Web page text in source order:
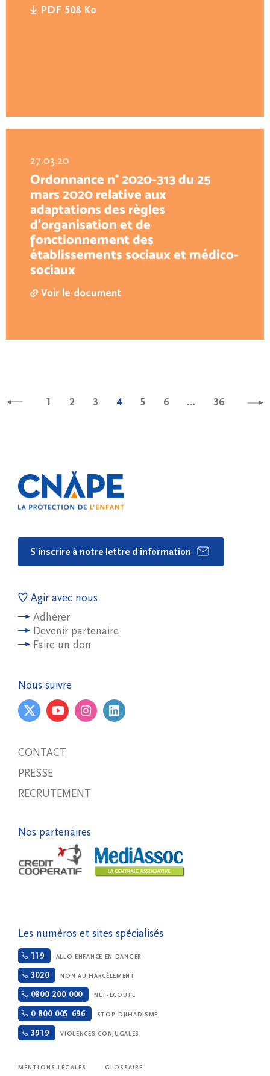
PDF 508 Ko
27.03.20
Ordonnance n° 2020-313 du 25
mars 2020 relative aux
adaptations des règles
d'organisation et de
fonctionnement des
établissements sociaux et médico-
sociaux
Voir le document
1 2 3 4 5 6 … 36
S'inscrire à notre lettre d'information
Agir avec nous
Adhérer
Devenir partenaire
Faire un don
Nous suivre
CONTACT
PRESSE
RECRUTEMENT
Nos partenaires
Les numéros et sites spécialisés
119 ALLO ENFANCE EN DANGER
3020 NON AU HARCÈLEMENT
0800 200 000 NET-ECOUTE
0 800 005 696 STOP-DJIHADISME
3919 VIOLENCES CONJUGALES
MENTIONS LÉGALES GLOSSAIRE